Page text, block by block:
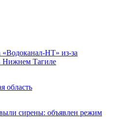
«Водоканал-НТ» из-за
Нижнем Тагиле
область
сирены: объявлен режим